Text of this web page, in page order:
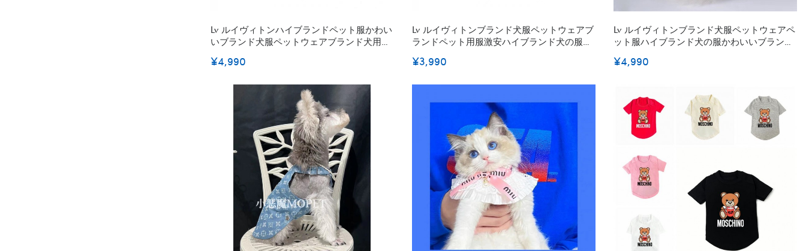
Lv ルイヴィトンハイブランドペット服かわい
いブランド犬服ペットウェアブランド犬用洋
¥4,990
Lv ルイヴィトンブランド犬服ペットウェアブ
ランドペット用服激安ハイブランド犬の服か
¥3,990
Lv ルイヴィトンブランド犬服ペットウェアペ
ット服ハイブランド犬の服かわいいブランド
¥4,990